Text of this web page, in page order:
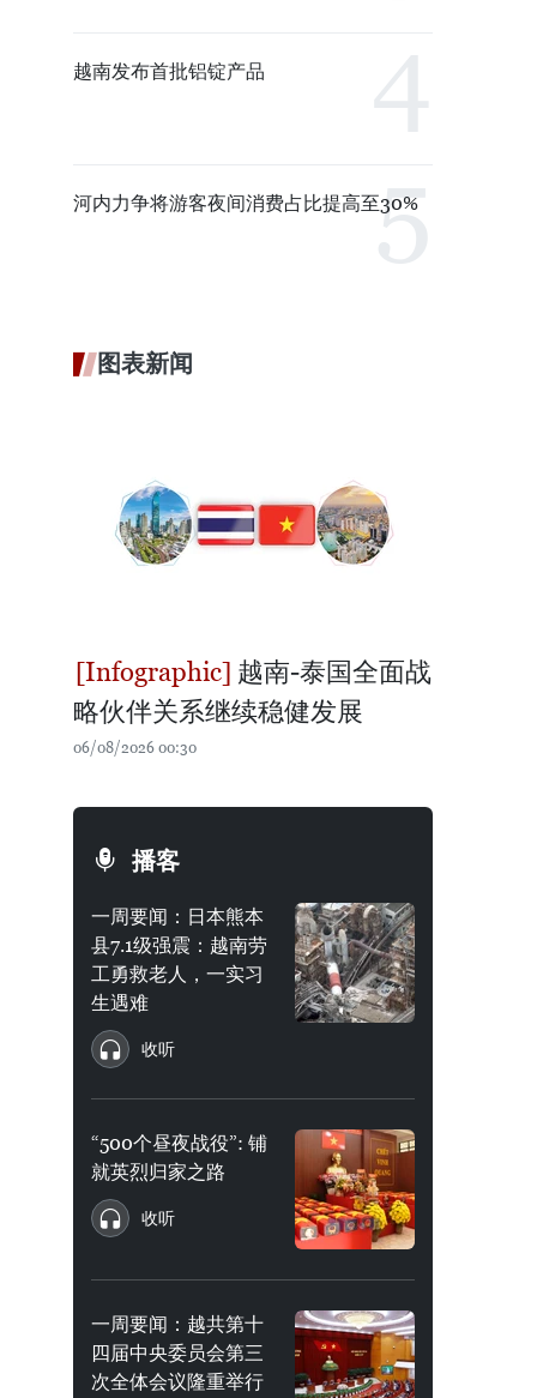
越南发布首批铝锭产品
河内力争将游客夜间消费占比提高至30%
图表新闻
越南-泰国全面战
略伙伴关系继续稳健发展
06/08/2026 00:30
播客
一周要闻：日本熊本
县7.1级强震：越南劳
工勇救老人，一实习
生遇难
收听
“500个昼夜战役”: 铺
就英烈归家之路
收听
一周要闻：越共第十
四届中央委员会第三
次全体会议隆重举行